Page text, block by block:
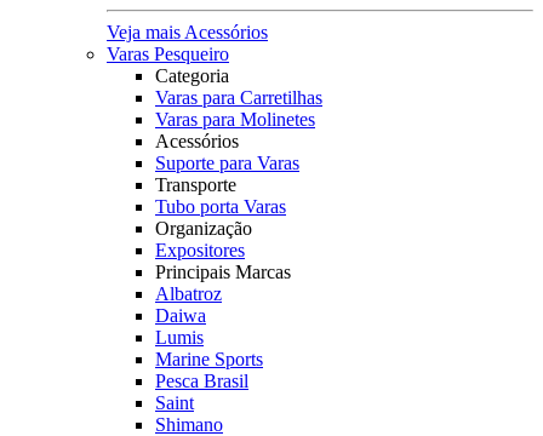
Veja mais Acessórios
Varas Pesqueiro
Categoria
Varas para Carretilhas
Varas para Molinetes
Acessórios
Suporte para Varas
Transporte
Tubo porta Varas
Organização
Expositores
Principais Marcas
Albatroz
Daiwa
Lumis
Marine Sports
Pesca Brasil
Saint
Shimano